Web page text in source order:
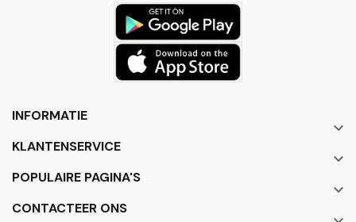
INFORMATIE

KLANTENSERVICE

POPULAIRE PAGINA'S

CONTACTEER ONS